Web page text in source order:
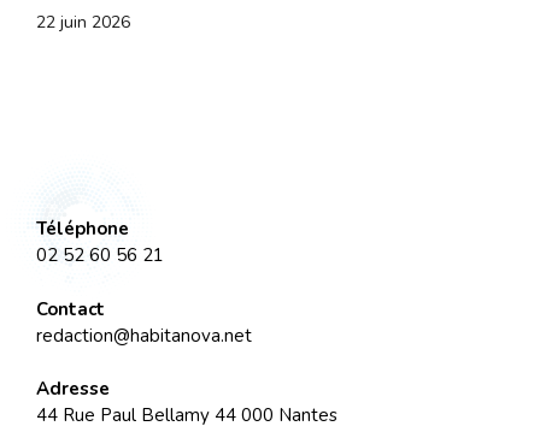
22 juin 2026
Téléphone
02 52 60 56 21
Contact
redaction@habitanova.net
Adresse
44 Rue Paul Bellamy 44 000 Nantes